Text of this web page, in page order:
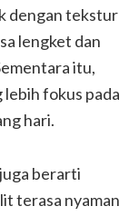
dengan tekstur
lengket dan
itu,
fokus pada
hari.
berarti
terasa nyaman